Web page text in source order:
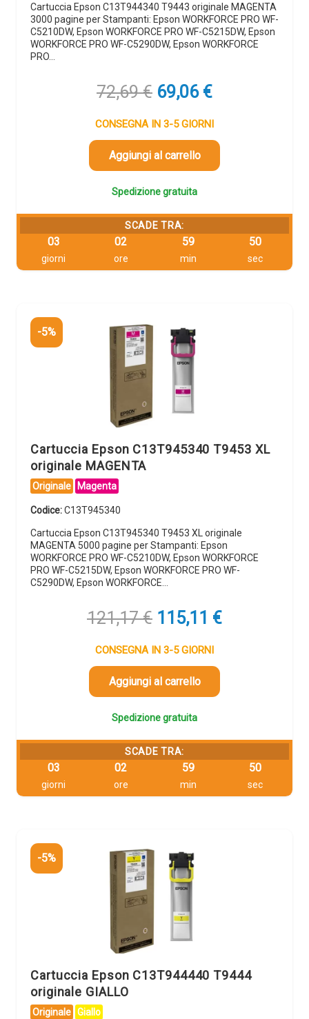
Cartuccia Epson C13T944340 T9443 originale MAGENTA
3000 pagine per Stampanti: Epson WORKFORCE PRO WF-
C5210DW, Epson WORKFORCE PRO WF-C5215DW, Epson
WORKFORCE PRO WF-C5290DW, Epson WORKFORCE
PRO…
72,69€ Il
originale
era:
72,69 €.
69,06 €Il
attuale
è:
CONSEGNA IN 3-5 GIORNI
Aggiungi al carrello
Spedizione gratuita
SCADE TRA:
03
giorni
02
ore
59
min
49
sec
-5%
Cartuccia Epson C13T945340 T9453 XL
originale MAGENTA
Originale Magenta
Codice:C13T945340
Cartuccia Epson C13T945340 T9453 XL originale
MAGENTA 5000 pagine per Stampanti: Epson
WORKFORCE PRO WF-C5210DW, Epson WORKFORCE
PRO WF-C5215DW, Epson WORKFORCE PRO WF-
C5290DW, Epson WORKFORCE…
121,17€ Il
originale
era:
121,17 €.
115,11 €Il
CONSEGNA IN 3-5 GIORNI
Aggiungi al carrello
Spedizione gratuita
SCADE TRA:
03
giorni
02
ore
59
min
49
sec
-5%
Cartuccia Epson C13T944440 T9444
originale GIALLO
Originale Giallo